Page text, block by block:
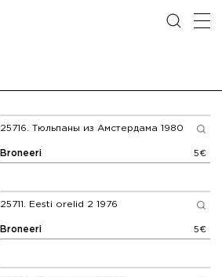
25716. Тюльпаны из Амстердама 1980
Broneeri 5€
25711. Eesti orelid 2 1976
Broneeri 5€